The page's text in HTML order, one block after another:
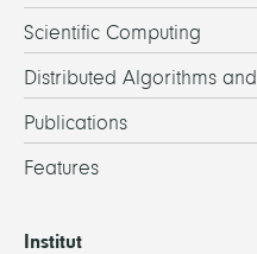
Scientific Computing
Distributed Algorithms
Publications
Features
Institut